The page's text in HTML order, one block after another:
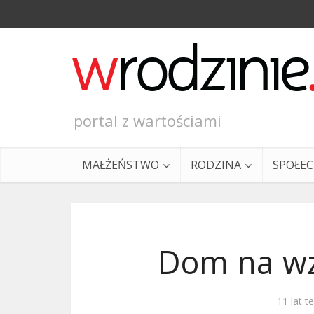
portal z wartościami
MAŁŻEŃSTWO RODZINA
Dom na
11 lat